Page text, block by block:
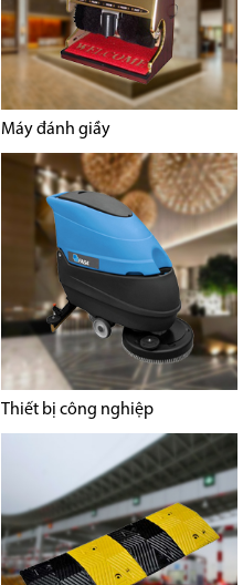
Máy đánh giầy
Thiết bị công nghiệp